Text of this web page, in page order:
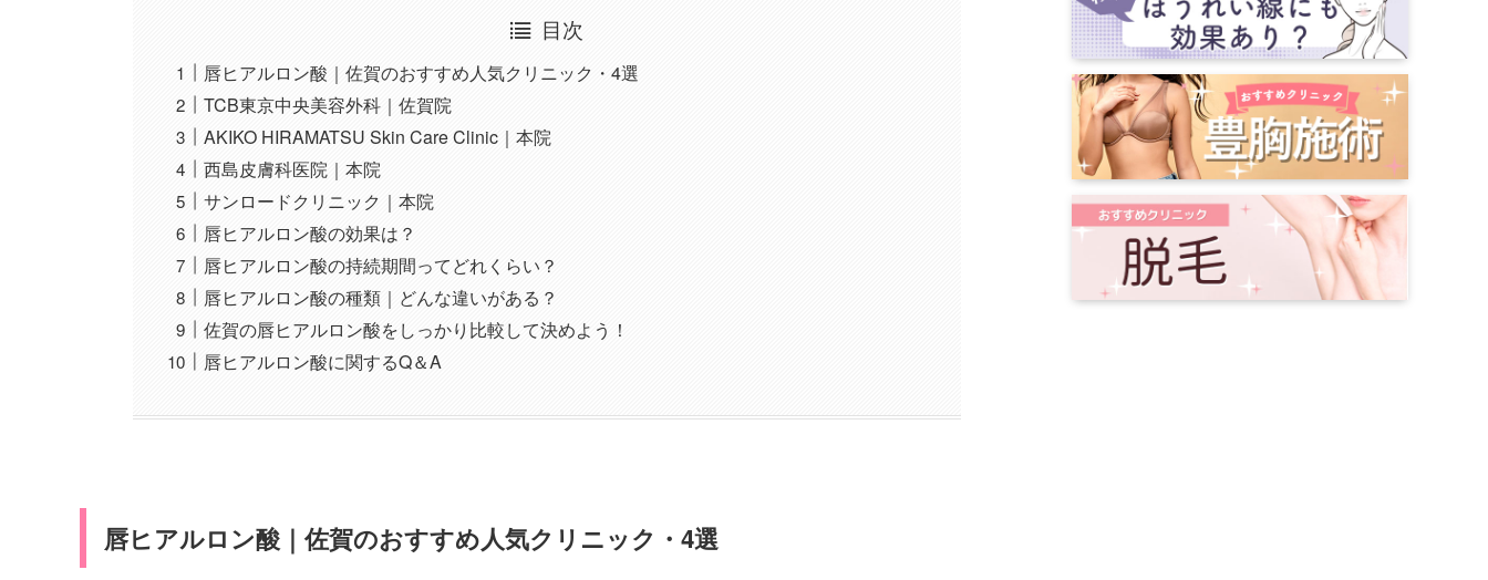
目次
唇ヒアルロン酸｜佐賀のおすすめ人気クリニック・4選
TCB東京中央美容外科｜佐賀院
AKIKO HIRAMATSU Skin Care Clinic｜本院
西島皮膚科医院｜本院
サンロードクリニック｜本院
唇ヒアルロン酸の効果は？
唇ヒアルロン酸の持続期間ってどれくらい？
唇ヒアルロン酸の種類｜どんな違いがある？
佐賀の唇ヒアルロン酸をしっかり比較して決めよう！
唇ヒアルロン酸に関するQ＆A
唇ヒアルロン酸｜佐賀のおすすめ人気クリニック・4選